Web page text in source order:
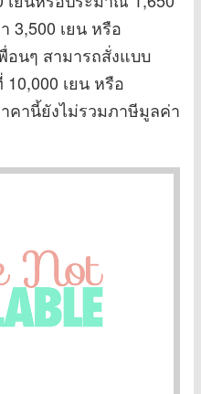
3,500 เยน หรือ
อนๆ สามารถสั่งแบบ
เยน หรือ
คานี้ยังไม่รวมภาษีมูลค่า